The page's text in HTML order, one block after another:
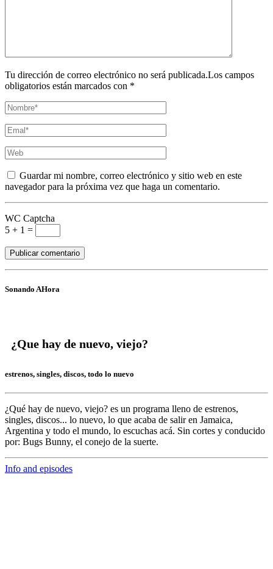
Tu dirección de correo electrónico no será publicada.Los campos
obligatorios están marcados con *
Guardar mi nombre, correo electrónico y sitio web en este
navegador para la próxima vez que haga un comentario.
WC Captcha
5 + 1 =
Sonando AHora
¿Que hay de nuevo, viejo?
estrenos, singles, discos, todo lo nuevo
¿Qué hay de nuevo, viejo? es un programa lleno de estrenos,
singles, discos... lo nuevo, lo que acaba de salir en Jamaica,
Argentina y todo el mundo, lo escuchas acá. Sin cortes y conducido
por: Bugs Bunny, el conejo de la suerte.
Info and episodes